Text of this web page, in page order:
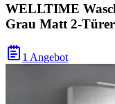
WELLTIME
Grau Matt 2-Türer
1 Angebot